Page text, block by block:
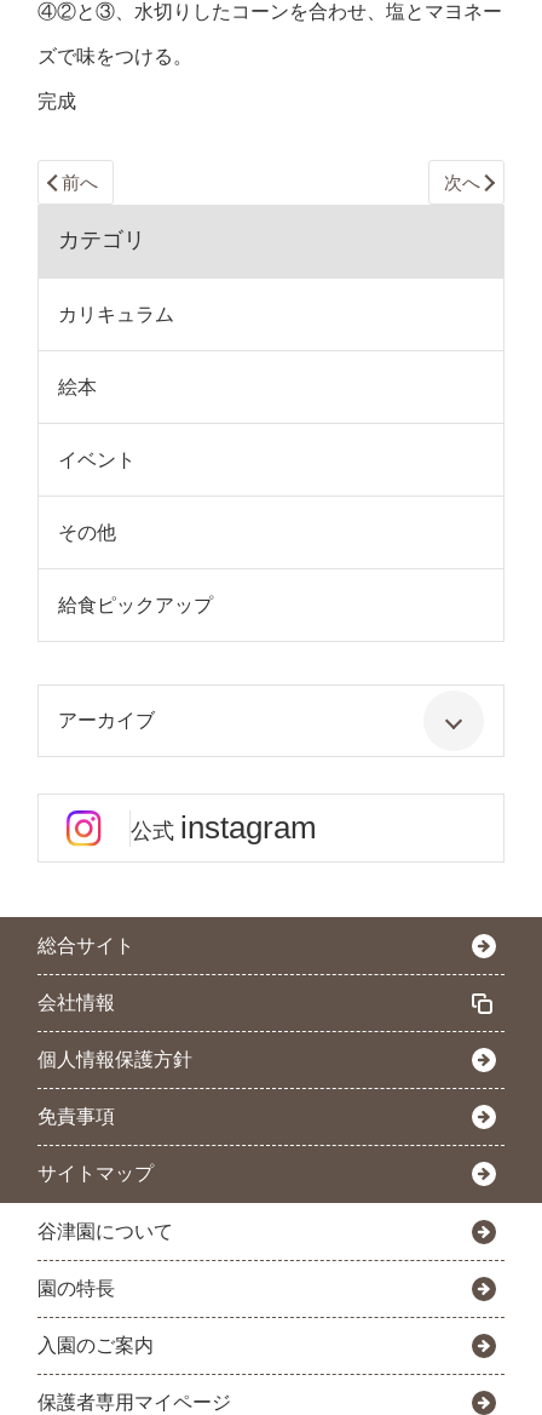
④②と③、水切りしたコーンを合わせ、塩とマヨネー
ズで味をつける。
完成
前へ 次へ
カテゴリ
カリキュラム
絵本
イベント
その他
給食ピックアップ
アーカイブ
公式 instagram
総合サイト
会社情報
個人情報保護方針
免責事項
サイトマップ
谷津園について
園の特長
入園のご案内
保護者専用マイページ